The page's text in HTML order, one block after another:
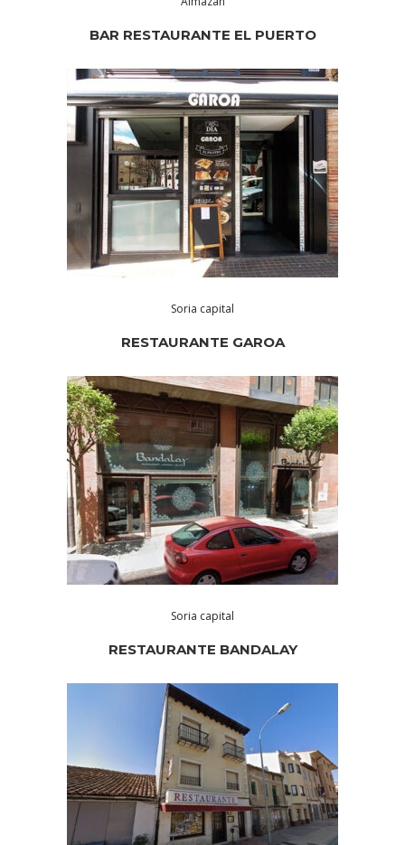
BAR RESTAURANTE EL PUERTO
Soria capital
RESTAURANTE GAROA
Soria capital
RESTAURANTE BANDALAY